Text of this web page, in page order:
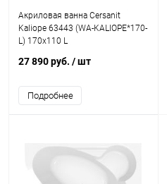
Акриловая ванна Cersanit
Kaliope 63443 (WA-KALIOPE*170-
L) 170x110 L
27 890 руб. / шт
Подробнее